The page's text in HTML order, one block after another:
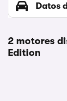
Datos
2 motores
Edition